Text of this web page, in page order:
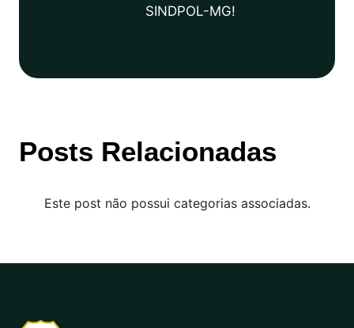
SINDPOL-MG!
Posts Relacionadas
Este post não possui categorias associadas.